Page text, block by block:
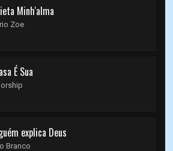
Minh'alma
Zoe
É Sua
explica Deus
Branco